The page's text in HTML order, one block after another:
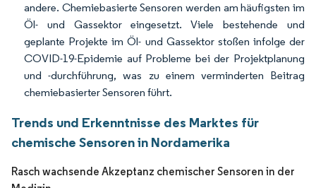
andere. Chemiebasierte Sensoren werden am häufigsten im
Öl- und Gassektor eingesetzt. Viele bestehende und
geplante Projekte im Öl- und Gassektor stoßen infolge der
COVID-19-Epidemie auf Probleme bei der Projektplanung
und -durchführung, was zu einem verminderten Beitrag
chemiebasierter Sensoren führt.
Trends und Erkenntnisse des Marktes für
chemische Sensoren in Nordamerika
Rasch wachsende Akzeptanz chemischer Sensoren in der